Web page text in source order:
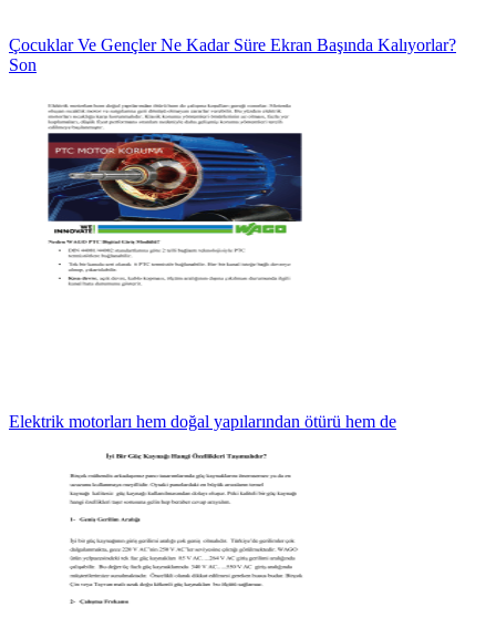
Çocuklar Ve Gençler Ne Kadar Süre Ekran Başında Kalıyorlar?
Son
Elektrik motorları hem doğal yapılarından ötürü hem de